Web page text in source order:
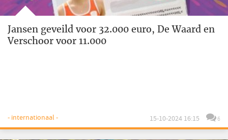
Jansen geveild voor 32.000 euro, De Waard en
Verschoor voor 11.000
- internationaal - 15-10-2024 16:15 6